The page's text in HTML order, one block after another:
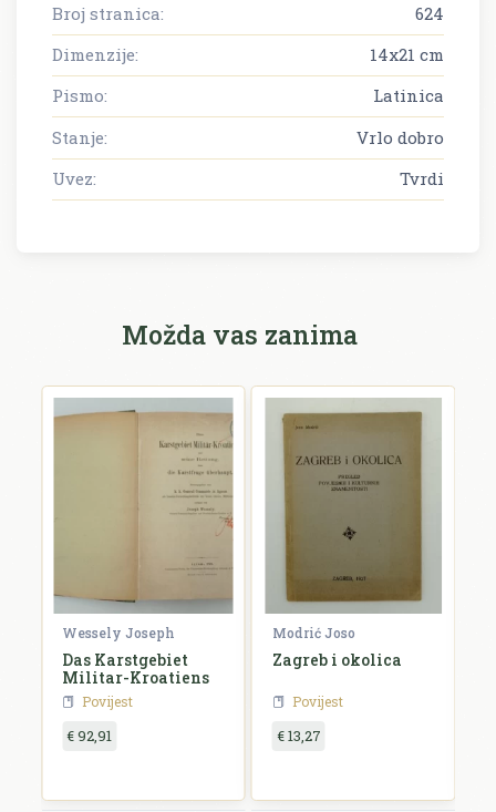
Broj stranica:
624
Dimenzije:
14x21 cm
Pismo:
Latinica
Stanje:
Vrlo dobro
Uvez:
Tvrdi
Možda vas zanima
Wessely Joseph
Das Karstgebiet
Militar-Kroatiens
Povijest
€ 92,91
Modrić Joso
Zagreb i okolica
Povijest
€ 13,27